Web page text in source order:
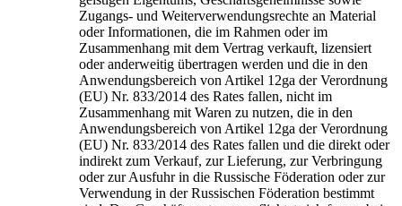
Zugangs- und Weiterverwendungsrechte an Material
oder Informationen, die im Rahmen oder im
Zusammenhang mit dem Vertrag verkauft, lizensiert
oder anderweitig übertragen werden und die in den
Anwendungsbereich von Artikel 12ga der Verordnung
(EU) Nr. 833/2014 des Rates fallen, nicht im
Zusammenhang mit Waren zu nutzen, die in den
Anwendungsbereich von Artikel 12ga der Verordnung
(EU) Nr. 833/2014 des Rates fallen und die direkt oder
indirekt zum Verkauf, zur Lieferung, zur Verbringung
oder zur Ausfuhr in die Russische Föderation oder zur
Verwendung in der Russischen Föderation bestimmt